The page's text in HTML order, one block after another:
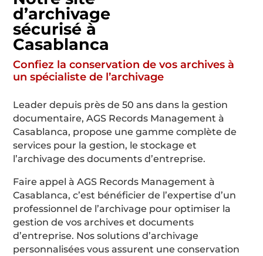
d’archivage
sécurisé à
Casablanca
Confiez la conservation de vos archives à
un spécialiste de l’archivage
Leader depuis près de50 ans dans la gestion
documentaire, AGS Records Management à
Casablanca, propose une gamme complète de
services pour la gestion, le stockage et
l’archivage des documents d’entreprise.
Faire appel à AGS Records Management à
Casablanca, c’est bénéficier de l’expertise d’un
professionnel de l’archivage pour optimiser la
gestion de vos archives et documents
d’entreprise. Nos solutions d’archivage
personnalisées vous assurent une conservation